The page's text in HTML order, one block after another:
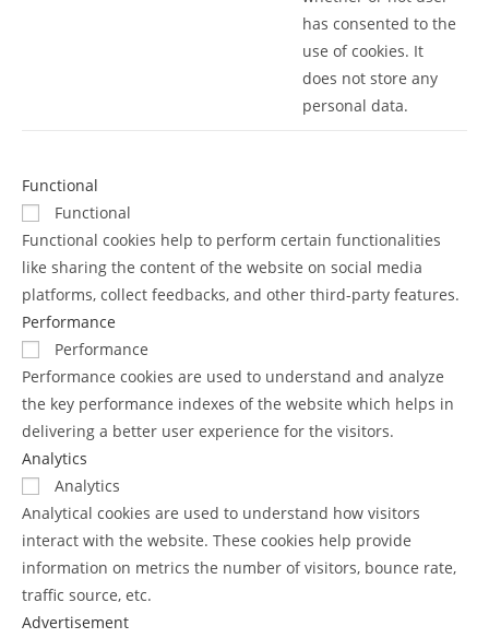
has consented to the
use of cookies. It
does not store any
personal data.
Functional
Functional
Functional cookies help to perform certain functionalities
like sharing the content of the website on social media
platforms, collect feedbacks, and other third-party features.
Performance
Performance
Performance cookies are used to understand and analyze
the key performance indexes of the website which helps in
delivering a better user experience for the visitors.
Analytics
Analytics
Analytical cookies are used to understand how visitors
interact with the website. These cookies help provide
information on metrics the number of visitors, bounce rate,
traffic source, etc.
Advertisement